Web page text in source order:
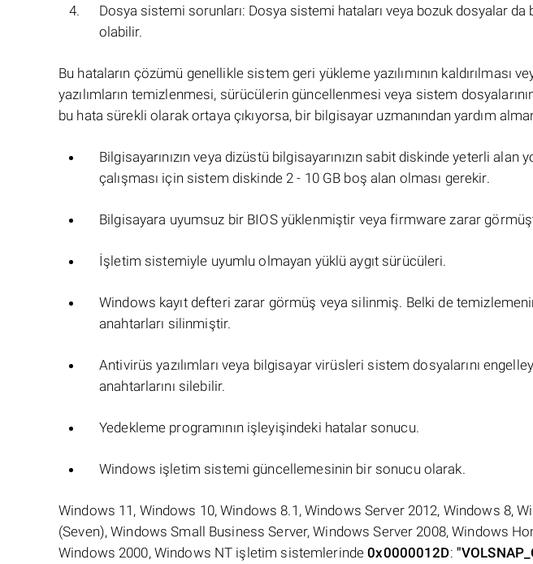
Dosya sistemi sorunları: Dosya sistemi hataları veya bozuk dosyalar da
olabilir.
Bu hataların çözümü genellikle sistem geri yükleme yazılımının kaldırılması
yazılımların temizlenmesi, sürücülerin güncellenmesi veya sistem
bu hata sürekli olarak ortaya çıkıyorsa, bir bilgisayar uzmanından yardım
Bilgisayarınızın veya dizüstü bilgisayarınızın sabit diskinde yeterli
çalışması için sistem diskinde 2 - 10 GB boş alan olması gerekir.
Bilgisayara uyumsuz bir BIOS yüklenmiştir veya firmware zarar
İşletim sistemiyle uyumlu olmayan yüklü aygıt sürücüleri.
Windows kayıt defteri zarar görmüş veya silinmiş. Belki de
anahtarları silinmiştir.
Antivirüs yazılımları veya bilgisayar virüsleri sistem dosyalarını
anahtarlarını silebilir.
Yedekleme programının işleyişindeki hatalar sonucu.
Windows işletim sistemi güncellemesinin bir sonucu olarak.
Windows 11, Windows 10, Windows 8.1, Windows Server 2012, Windows 8,
(Seven), Windows Small Business Server, Windows Server 2008, Windows
Windows 2000, Windows NT işletim sistemlerinde0x0000012D: